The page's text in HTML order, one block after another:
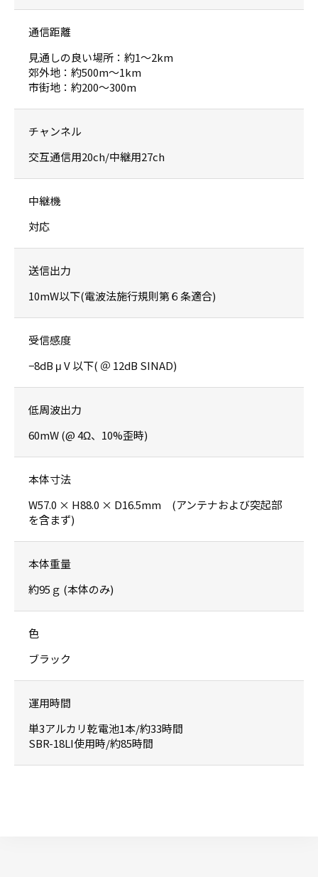
通信距離
見通しの良い場所：約1〜2km
郊外地：約500m〜1km
市街地：約200〜300m
チャンネル
交互通信用20ch/中継用27ch
中継機
対応
送信出力
10mW以下(電波法施行規則第６条適合)
受信感度
−8dB μ V 以下( ＠ 12dB SINAD)
低周波出力
60mW (@ 4Ω、10%歪時)
本体寸法
W57.0 × H88.0 × D16.5mm (アンテナおよび突起部
を含まず)
本体重量
約95ｇ (本体のみ)
色
ブラック
運用時間
単3アルカリ乾電池1本/約33時間
SBR-18LI使用時/約85時間